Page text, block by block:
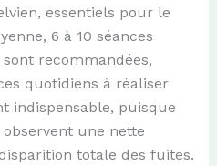
essentiels pour le
6 à 10 séances
recommandées,
quotidiens à réaliser
indispensable, puisque
une nette
totale des fuites.